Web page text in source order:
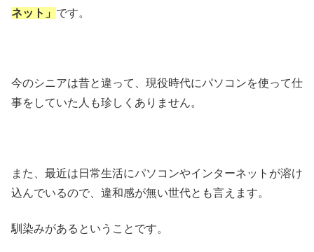
ネット」 です。
今のシニアは昔と違って、現役時代にパソコンを使って仕
事をしていた人も珍しくありません。
また、最近は日常生活にパソコンやインターネットが溶け
込んでいるので、違和感が無い世代とも言えます。
馴染みがあるということです。